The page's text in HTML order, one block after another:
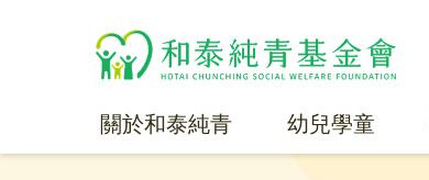
關於和泰純青 幼兒學童